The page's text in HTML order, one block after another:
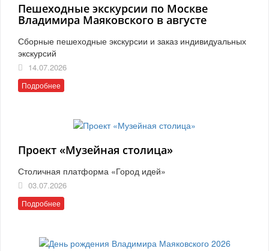
Пешеходные экскурсии по Москве
Владимира Маяковского в августе
Сборные пешеходные экскурсии и заказ индивидуальных
экскурсий
14.07.2026
Подробнее
Проект «Музейная столица»
Столичная платформа «Город идей»
03.07.2026
Подробнее